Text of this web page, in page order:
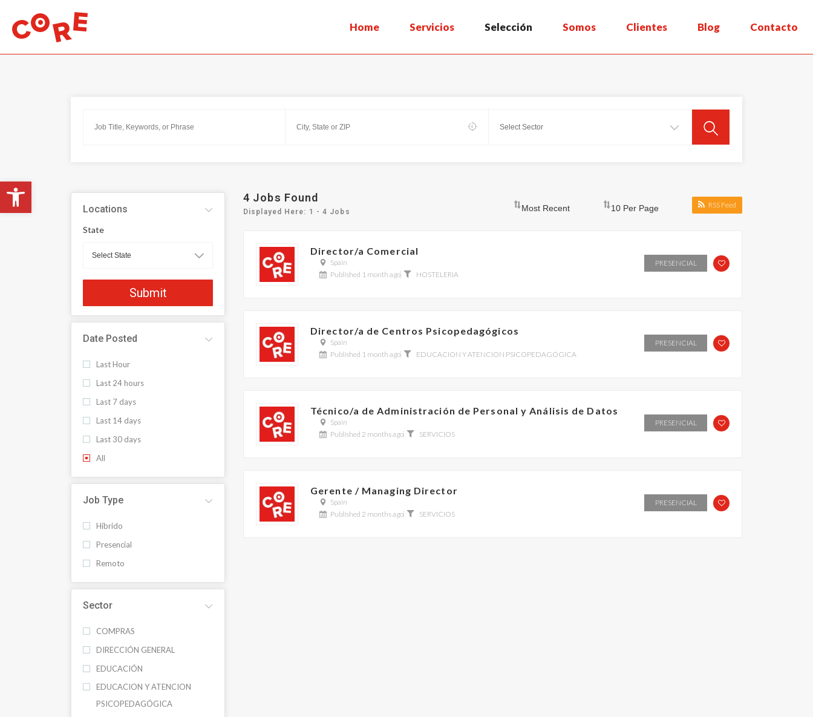
Home Servicios Selección Somos Clientes Blog Contacto
Locations
State
Submit
Date Posted
Last Hour
Last 24 hours
Last 7 days
Last 14 days
Last 30 days
All
Job Type
Híbrido
Presencial
Remoto
Sector
COMPRAS
DIRECCIÓN GENERAL
EDUCACIÓN
EDUCACION Y ATENCION
PSICOPEDAGÓGICA
4 Jobs Found
Displayed Here: 1 - 4 Jobs
RSS Feed
Director/a Comercial
Spain
Published 1 month ago
HOSTELERIA
PRESENCIAL
Director/a de Centros Psicopedagógicos
Spain
Published 1 month ago
EDUCACION Y ATENCION PSICOPEDAGÓGICA
PRESENCIAL
Técnico/a de Administración de Personal y Análisis de Datos
Spain
Published 2 months ago
SERVICIOS
PRESENCIAL
Gerente / Managing Director
Spain
Published 2 months ago
SERVICIOS
PRESENCIAL
Open toolbar